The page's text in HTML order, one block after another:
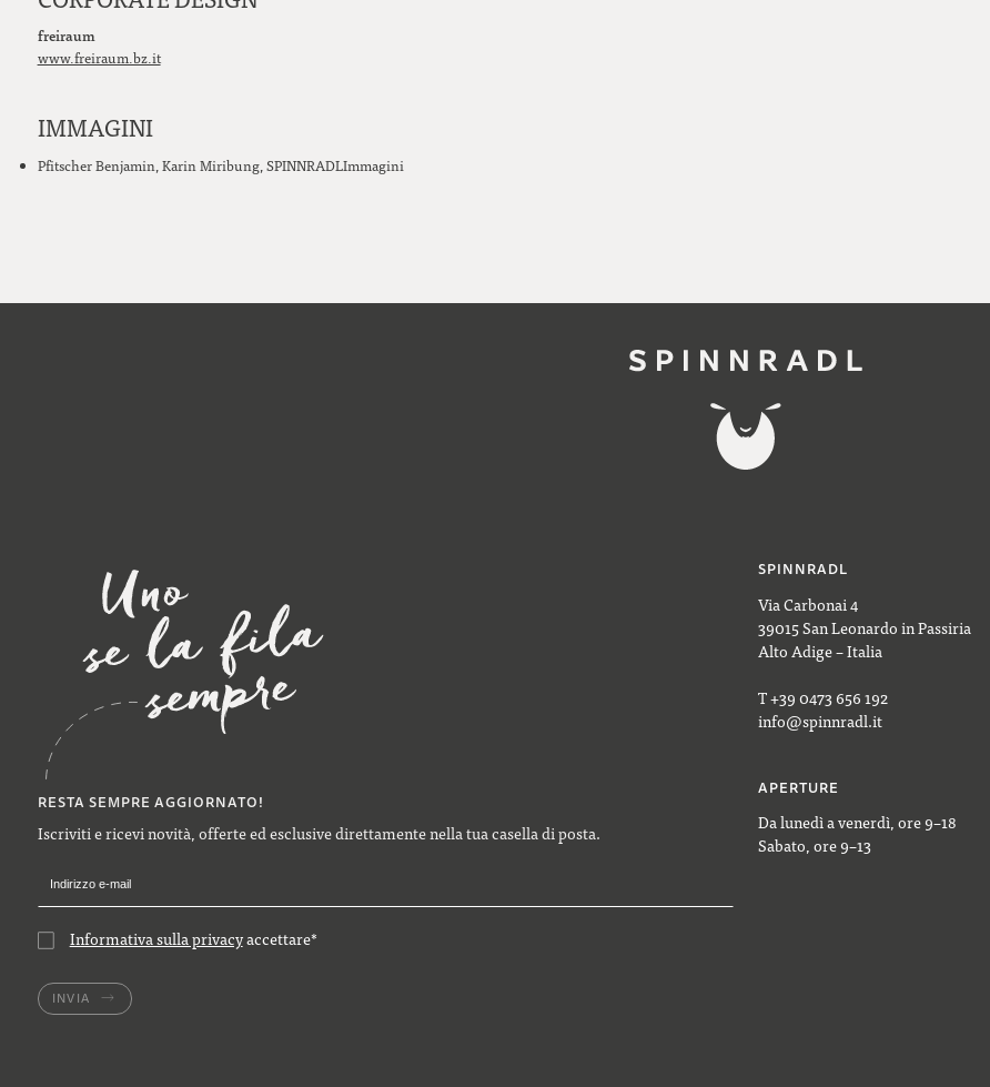
freiraum
www.freiraum.bz.it
IMMAGINI
Pfitscher Benjamin, Karin Miribung, SPINNRADLImmagini
RESTA SEMPRE AGGIORNATO!
Iscriviti e ricevi novità, offerte ed esclusive direttamente nella tua casella di posta.
Informativa sulla privacyaccettare*
INVIA
SPINNRADL
Via Carbonai 4
39015 San Leonardo in Passiria
Alto Adige – Italia
T +39 0473 656 192
info@spinnradl.it
APERTURE
Da lunedì a venerdì, ore 9–18
Sabato, ore 9–13